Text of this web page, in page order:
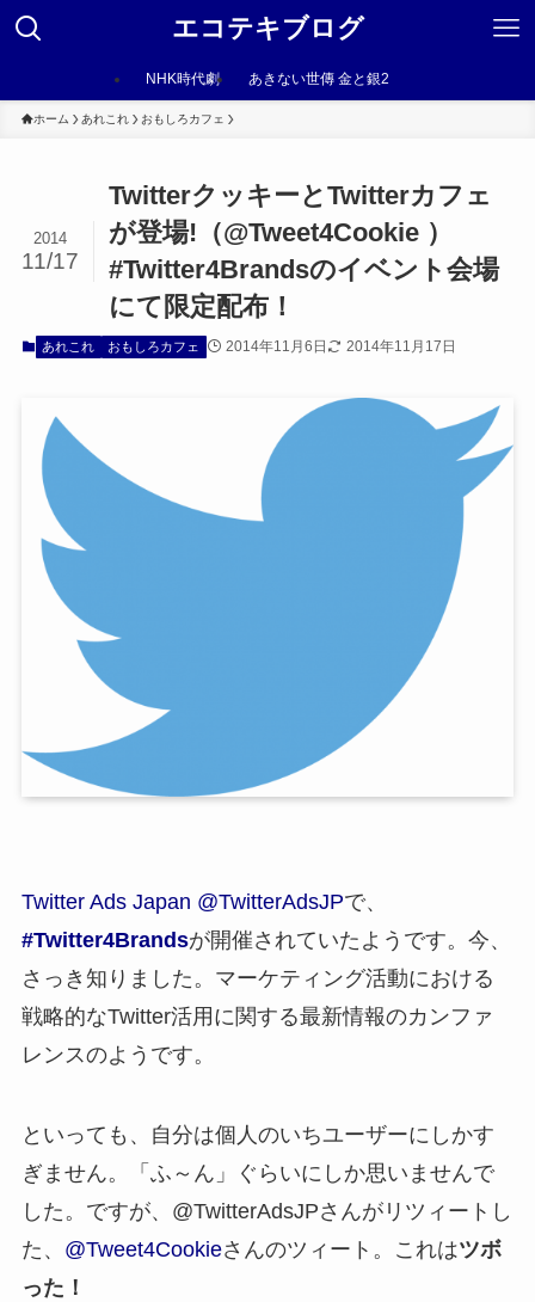
エコテキブログ
NHK時代劇 あきない世傳 金と銀2
ホーム あれこれ おもしろカフェ
TwitterクッキーとTwitterカフェ
が登場!（@Tweet4Cookie ）
#Twitter4Brandsのイベント会場
にて限定配布！
2014
11/17
あれこれ おもしろカフェ 2014年11月6日 2014年11月17日
Twitter Ads Japan @TwitterAdsJPで、
#Twitter4Brandsが開催されていたようです。今、
さっき知りました。マーケティング活動における
戦略的なTwitter活用に関する最新情報のカンファ
レンスのようです。
といっても、自分は個人のいちユーザーにしかす
ぎません。「ふ～ん」ぐらいにしか思いませんで
した。ですが、@TwitterAdsJPさんがリツィートし
た、 @Tweet4Cookieさんのツィート。これはツボ
った！